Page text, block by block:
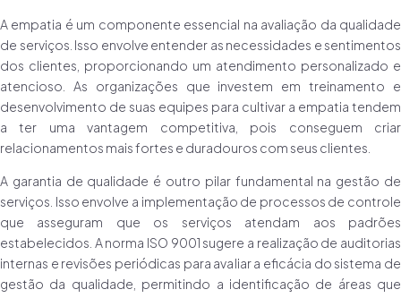
A empatia é um componente essencial na avaliação da qualidade
de serviços. Isso envolve entender as necessidades e sentimentos
dos clientes, proporcionando um atendimento personalizado e
atencioso. As organizações que investem em treinamento e
desenvolvimento de suas equipes para cultivar a empatia tendem
a ter uma vantagem competitiva, pois conseguem criar
relacionamentos mais fortes e duradouros com seus clientes.
A garantia de qualidade é outro pilar fundamental na gestão de
serviços. Isso envolve a implementação de processos de controle
que asseguram que os serviços atendam aos padrões
estabelecidos. A norma ISO 9001 sugere a realização de auditorias
internas e revisões periódicas para avaliar a eficácia do sistema de
gestão da qualidade, permitindo a identificação de áreas que